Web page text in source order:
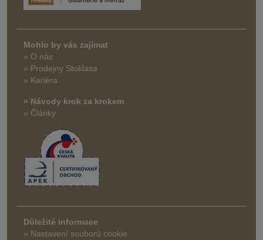
Mohlo by vás zajímat
» O nás
» Prodejny Stoklasa
» Kariéra
» Návody krok za krokem
» Články
Důležité informace
» Nastavení souborů cookie